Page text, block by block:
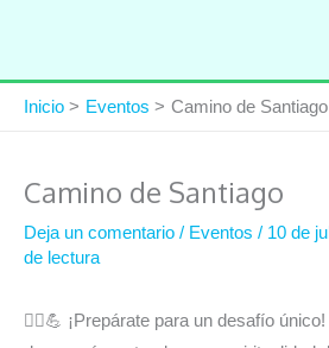
contenido
Inicio
Eventos Camino de Santiago
Camino de Santiago
Deja un comentario / Eventos / 10 de
de lectura
🚶‍♂️💪 ¡Prepárate para un desafío